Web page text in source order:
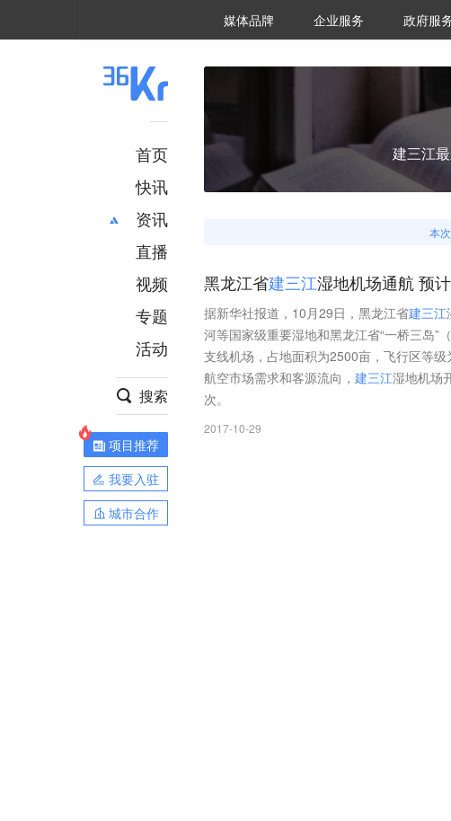
媒体品牌 36Kr研究院
企业服务 城市之窗
政府服
首页
快讯
资讯
推荐
财经
项目推荐
安徽
直播
视频
专题
活动
搜索
项目推荐
我要入驻
城市合作
建三江
本
黑龙江省建三江湿地机场通航 预
据新华社报道，10月29日，黑龙江省建三江
河等国家级重要湿地和黑龙江省“一桥三岛”
支线机场，占地面积为2500亩，飞行区等
航空市场需求和客源流向， 建三江湿地机场
次。
2017-10-29